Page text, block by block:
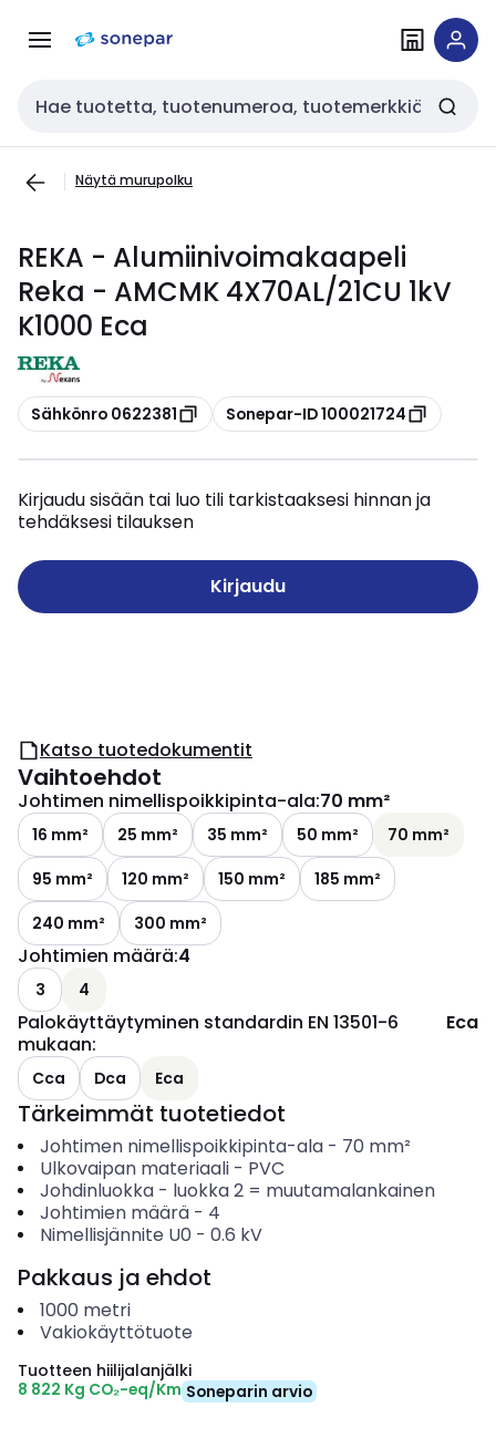
navigointiinsisältöön
Haku
Näytä murupolku
REKA - Alumiinivoimakaapeli
Reka - AMCMK 4X70AL/21CU 1kV
K1000 Eca
Kopioi
Sähkönro 0622381 Kopioi
Sonepar-ID 100021724
Kirjaudu sisään tai luo tili tarkistaaksesi hinnan ja
tehdäksesi tilauksen
Kirjaudu
Katso tuotedokumentit
Vaihtoehdot
Johtimen nimellispoikkipinta-ala:70 mm²
16 mm² 25 mm² 35 mm² 50 mm²
70 mm²
95 mm²
120 mm² 150 mm²
185 mm²
240 mm²
300 mm²
Johtimien määrä:4
3 4
Palokäyttäytyminen standardin EN 13501-6
mukaan:
Eca
Cca Dca Eca
Tärkeimmät tuotetiedot
Johtimen nimellispoikkipinta-ala- 70 mm²
Ulkovaipan materiaali- PVC
Johdinluokka- luokka 2 = muutamalankainen
Johtimien määrä- 4
Nimellisjännite U0 - 0.6 kV
Pakkaus ja ehdot
1000 metri
Vakiokäyttötuote
Tuotteen hiilijalanjälki
8 822 Kg CO₂-eq/Km Soneparin arvio